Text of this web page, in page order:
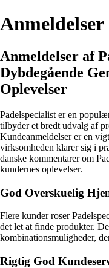
Anmeldelser
Anmeldelser af
Dybdegående
Oplevelser
Padelspecialist er en
tilbyder et bredt udvalg af
Kundeanmeldelser er en
virksomheden klarer sig i
danske kommentarer om
kundernes oplevelser.
God Overskuelig
Flere kunder roser
det let at finde produkter.
kombinationsmuligheder,
Rigtig God